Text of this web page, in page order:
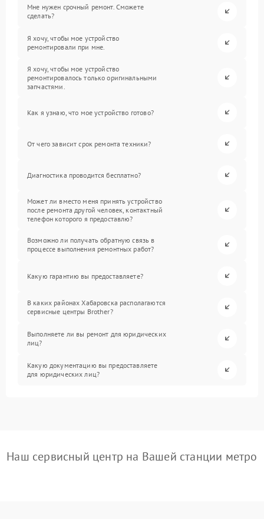
Мне нужен срочный ремонт. Сможете
сделать?
Я хочу, чтобы мое устройство
ремонтировали при мне.
Я хочу, чтобы мое устройство
ремонтировалось только оригинальными
запчастями.
Как я узнаю, что мое устройство готово?
От чего зависит срок ремонта техники?
Диагностика проводится бесплатно?
Может ли вместо меня принять устройство
после ремонта другой человек, контактный
телефон которого я предоставлю?
Возможно ли получать обратную связь в
процессе выполнения ремонтных работ?
Какую гарантию вы предоставляете?
В каких районах Хабаровска располагаются
сервисные центры Brother?
Выполняете ли вы ремонт для юридических
лиц?
Какую документацию вы предоставляете
для юридических лиц?
Наш сервисный центр на Вашей станции метро